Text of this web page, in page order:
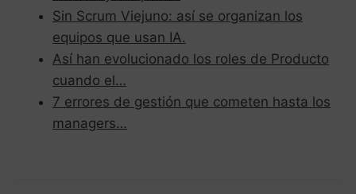
Sin Scrum Viejuno: así se organizan los
equipos que usan IA.
Así han evolucionado los roles de Producto
cuando el…
7 errores de gestión que cometen hasta los
managers…